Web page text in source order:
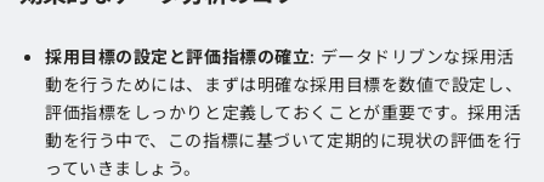
採用目標の設定と評価指標の確立: データドリブンな採用活
動を行うためには、まずは明確な採用目標を数値で設定し、
評価指標をしっかりと定義しておくことが重要です​​。採用活
動を行う中で、この指標に基づいて定期的に現状の評価を行
っていきましょう。